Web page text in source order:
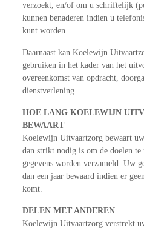
verzoekt, en/of om u schriftelijk
kunnen benaderen indien u
kunt worden.
Daarnaast kan Koelewijn
gebruiken in het kader van het
overeenkomst van opdracht,
dienstverlening.
HOE LANG KOELEWIJN
BEWAART
Koelewijn Uitvaartzorg bewaart
dan strikt nodig is om de doelen
gegevens worden verzameld. Uw
dan een jaar bewaard indien er
komt.
DELEN MET ANDEREN
Koelewijn Uitvaartzorg verstrekt